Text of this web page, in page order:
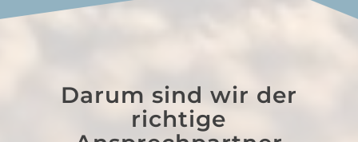
Darum sind wir der
richtige